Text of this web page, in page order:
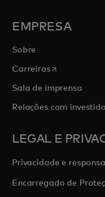
EMPRESA
Sobre
Carreirasabre em uma
Sala de imprensa
Relações com
LEGAL E
Privacidade e
Encarregado de